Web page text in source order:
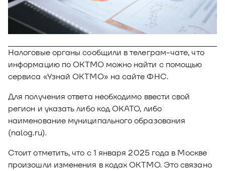
Новости
Блог
Видео и аудио
Документы
Юнион - решение для автоматизации
рекрутмента
О решении
Кейсы клиентов
Новости и публикации
Пилотный проект
Документы
Оазис - платформа для автоматизации
управления рисками
Налоговые органы сообщили в телеграм-чате, что
информацию по ОКТМО можно найти с помощью
сервиса «Узнай ОКТМО» на сайте ФНС.
Для получения ответа необходимо ввести свой
регион и указать либо код ОКАТО, либо
наименование муниципального образования
(nalog.ru).
Стоит отметить, что с 1 января 2025 года в Москве
произошли изменения в кодах ОКТМО. Это связано